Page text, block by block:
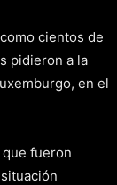
cientos de
pidieron a la
en el
fueron